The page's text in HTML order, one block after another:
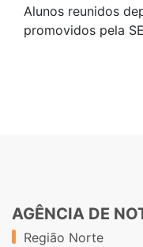
Alunos reunidos
promovidos pela
AGÊNCIA DE
Região Norte